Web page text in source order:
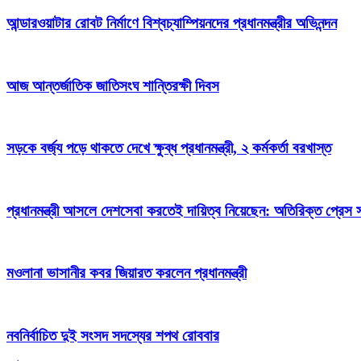
আন্ডারওয়াটার রোবট নির্মাণে বিশ্বচ্যাম্পিয়নদের প্রধানমন্ত্রীর অভিনন্দন
আজ আন্তর্জাতিক জাতিসংঘ শান্তিরক্ষী দিবস
সড়কে বর্জ্য পড়ে থাকতে দেখে ক্ষুব্ধ প্রধানমন্ত্রী, ২ কর্মকর্তা বরখাস্ত
প্রধানমন্ত্রী আসলে দেশসেবা করতেই দায়িত্ব নিয়েছেন: অতিরিক্ত প্রেস
মওলানা ভাসানীর কবর জিয়ারত করলেন প্রধানমন্ত্রী
নবনির্বাচিত দুই সংসদ সদস্যের শপথ রোববার